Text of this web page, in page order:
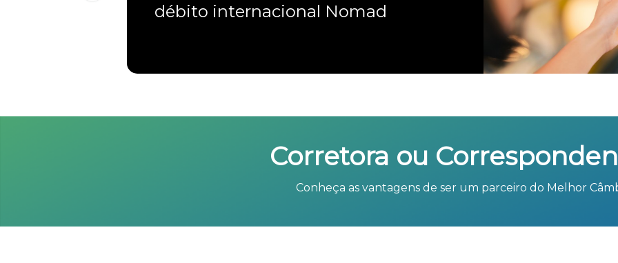
débito internacional Nomad
Corretora ou
Conheça as vantagens de ser um parceiro do Melhor